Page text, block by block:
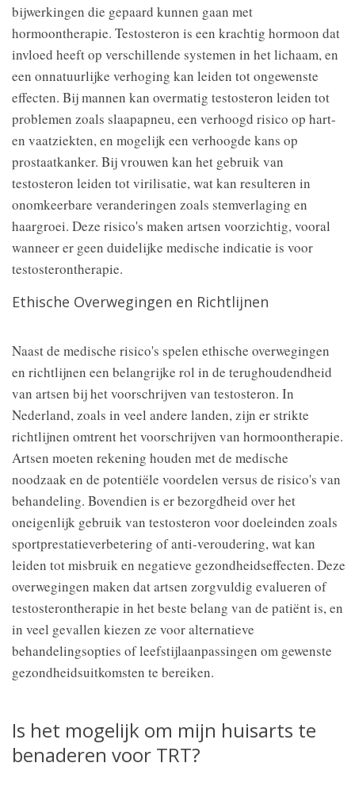
bijwerkingen die gepaard kunnen gaan met
hormoontherapie. Testosteron is een krachtig hormoon dat
invloed heeft op verschillende systemen in het lichaam, en
een onnatuurlijke verhoging kan leiden tot ongewenste
effecten. Bij mannen kan overmatig testosteron leiden tot
problemen zoals slaapapneu, een verhoogd risico op hart-
en vaatziekten, en mogelijk een verhoogde kans op
prostaatkanker. Bij vrouwen kan het gebruik van
testosteron leiden tot virilisatie, wat kan resulteren in
onomkeerbare veranderingen zoals stemverlaging en
haargroei. Deze risico's maken artsen voorzichtig, vooral
wanneer er geen duidelijke medische indicatie is voor
testosterontherapie.
Ethische Overwegingen en Richtlijnen
Naast de medische risico's spelen ethische overwegingen
en richtlijnen een belangrijke rol in de terughoudendheid
van artsen bij het voorschrijven van testosteron. In
Nederland, zoals in veel andere landen, zijn er strikte
richtlijnen omtrent het voorschrijven van hormoontherapie.
Artsen moeten rekening houden met de medische
noodzaak en de potentiële voordelen versus de risico's van
behandeling. Bovendien is er bezorgdheid over het
oneigenlijk gebruik van testosteron voor doeleinden zoals
sportprestatieverbetering of anti-veroudering, wat kan
leiden tot misbruik en negatieve gezondheidseffecten. Deze
overwegingen maken dat artsen zorgvuldig evalueren of
testosterontherapie in het beste belang van de patiënt is, en
in veel gevallen kiezen ze voor alternatieve
behandelingsopties of leefstijlaanpassingen om gewenste
gezondheidsuitkomsten te bereiken.
Is het mogelijk om mijn huisarts te
benaderen voor TRT?